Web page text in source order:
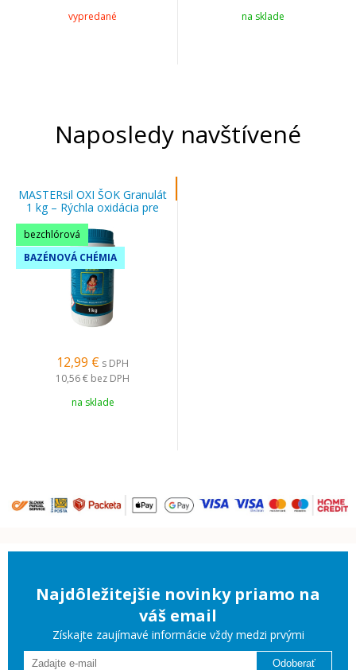
vypredané na sklade
Naposledy navštívené
MASTERsil OXI ŠOK Granulát
1 kg – Rýchla oxidácia pre
čistú bazénovú vodu
bezchlórová
BAZÉNOVÁ CHÉMIA
12,99 € s DPH
10,56 € bez DPH
na sklade
Najdôležitejšie novinky priamo na
váš email
Získajte zaujímavé informácie vždy medzi prvými
Odoberať